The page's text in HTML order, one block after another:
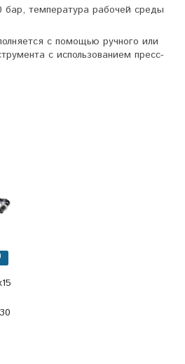
бар, температура рабочей среды
с помощью ручного или
с использованием пресс-